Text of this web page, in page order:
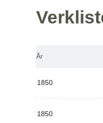
År
1850
1850